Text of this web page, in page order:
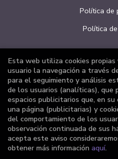
Política de
Política
ATENCIÓN
Pedidos
Formulario de
Esta web utiliza cookies
usuario la navegación a través
para el seguimiento y análisis
de los usuarios (analíticas),
espacios publicitarios que, en
una página (publicitarias) y
del comportamiento de los
observación continuada de sus
acepta este aviso
obtener más información aquí.